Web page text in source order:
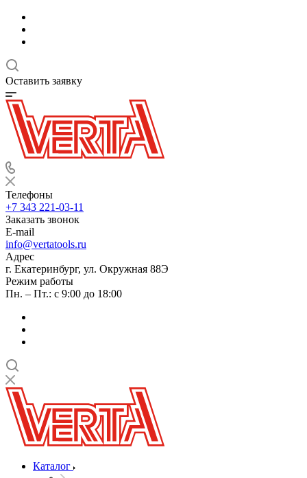
Оставить заявку
Телефоны
+7 343 221-03-11
Заказать звонок
E-mail
info@vertatools.ru
Адрес
г. Екатеринбург, ул. Окружная 88Э
Режим работы
Пн. – Пт.: с 9:00 до 18:00
Каталог